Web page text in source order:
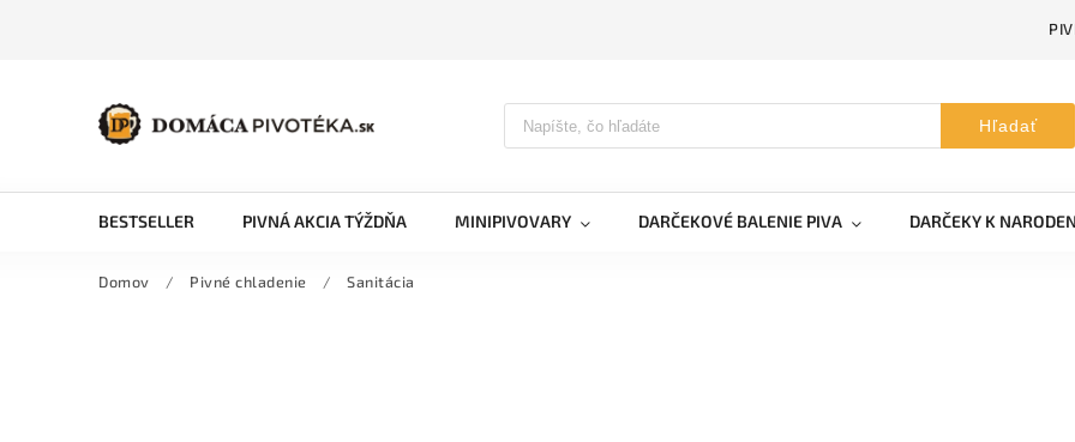
Hľadať
BESTSELLER PIVNÁ AKCIA TÝŽDŇA MINIPIVOVARY DARČEKOVÉ BALENIE PIVA DARČEKY K
Domov / Pivné chladenie / Sanitácia